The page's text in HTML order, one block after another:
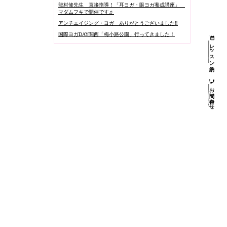
龍村修先生 直接指導！「耳ヨガ・眼ヨガ養成講座」
マダムフキで開催です♬
アンチエイジング・ヨガ ありがとうございました‼️
国際ヨガDAY関西「梅小路公園」行ってきました！
レッスン予約
お問い合わせ